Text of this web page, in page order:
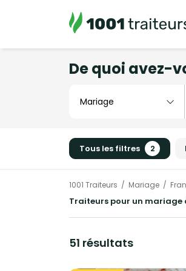
De quoi avez-
Tous les filtres 2
1001 Traiteurs Mariage
Traiteurs pour un mariage
51 résultats